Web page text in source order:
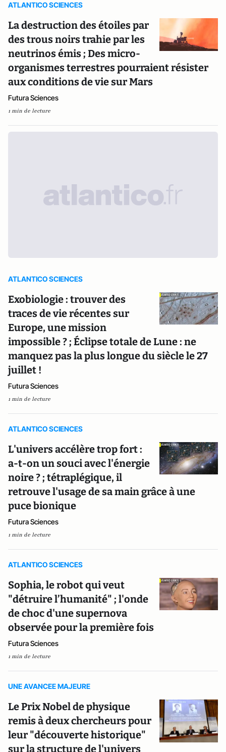
ATLANTICO SCIENCES
La destruction des étoiles par
des trous noirs trahie par les
neutrinos émis ; Des micro-
organismes terrestres pourraient résister
aux conditions de vie sur Mars
Futura Sciences
1 min de lecture
ATLANTICO SCIENCES
Exobiologie : trouver des
traces de vie récentes sur
Europe, une mission
impossible ? ; Éclipse totale de Lune : ne
manquez pas la plus longue du siècle le 27
juillet !
Futura Sciences
1 min de lecture
ATLANTICO SCIENCES
L'univers accélère trop fort :
a-t-on un souci avec l'énergie
noire ? ; tétraplégique, il
retrouve l'usage de sa main grâce à une
puce bionique
Futura Sciences
1 min de lecture
ATLANTICO SCIENCES
Sophia, le robot qui veut
"détruire l’humanité" ; l'onde
de choc d'une supernova
observée pour la première fois
Futura Sciences
1 min de lecture
UNE AVANCEE MAJEURE
Le Prix Nobel de physique
remis à deux chercheurs pour
leur "découverte historique"
sur la structure de l'univers